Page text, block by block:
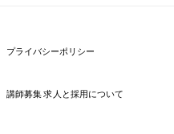
プライバシーポリシー
講師募集 求人と採用について